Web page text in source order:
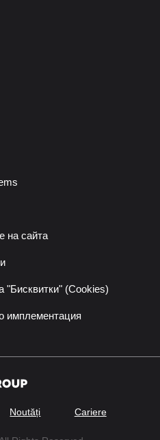
на сайта
"Бисквитки" (Cookies)
имплементация
Noutăți Cariere